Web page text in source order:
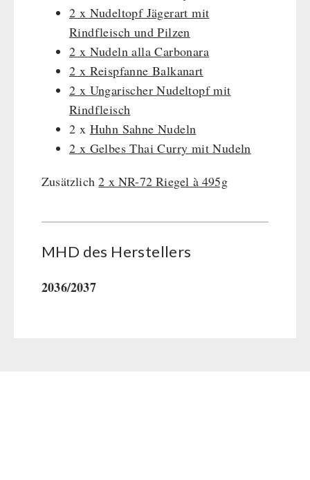
2 x Nudeltopf Jägerart mit
Rindfleisch und Pilzen
2 x Nudeln alla Carbonara
2 x Reispfanne Balkanart
2 x Ungarischer Nudeltopf mit
Rindfleisch
2 x Huhn Sahne Nudeln
2 x Gelbes Thai Curry mit Nudeln
Zusätzlich2 x NR-72 Riegel à 495g
MHD des Her­stel­lers
2036/2037